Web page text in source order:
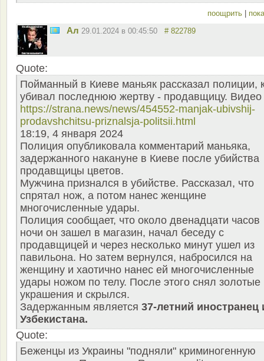
поощрить
Ал 29.01.2024 в 00:45:50 # 822789
Quote:
Пойманный в Киеве маньяк рассказал полиции,
убивал последнюю жертву - продавщицу. Видео
https://strana.news/news/454552-manjak-ubivshij-
prodavshchitsu-priznalsja-politsii.html
18:19, 4 января 2024
Полиция опубликовала комментарий маньяка,
задержанного накануне в Киеве после убийства
продавщицы цветов.
Мужчина признался в убийстве. Рассказал, что
спрятал нож, а потом нанес женщине
многочисленные удары.
Полиция сообщает, что около двенадцати часов
ночи он зашел в магазин, начал беседу с
продавщицей и через несколько минут ушел из
павильона. Но затем вернулся, набросился на
женщину и хаотично нанес ей многочисленные
удары ножом по телу. После этого снял золотые
украшения и скрылся.
Задержанным является 37-летний иностранец
Узбекистана.
Quote:
Беженцы из Украины "подняли" криминогенную